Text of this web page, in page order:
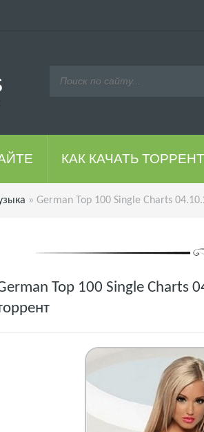
КАК КАЧАТЬ
» German Top 100 Single Charts
Top 100 Single Charts